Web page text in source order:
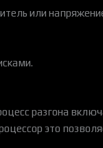
или
разгона
это